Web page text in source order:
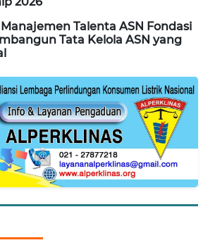
Talenta ASN Fondasi
Tata Kelola ASN yang